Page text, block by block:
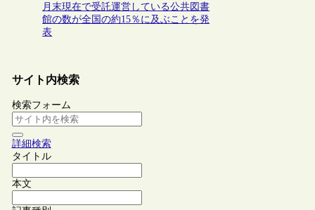
月末現在で受託運営している公共図書
館の数が全国の約15％に及ぶことを発
表
サイト内検索
検索フォーム
詳細検索
タイトル
本文